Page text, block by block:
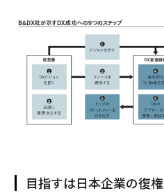
目指すは日本企業の復権